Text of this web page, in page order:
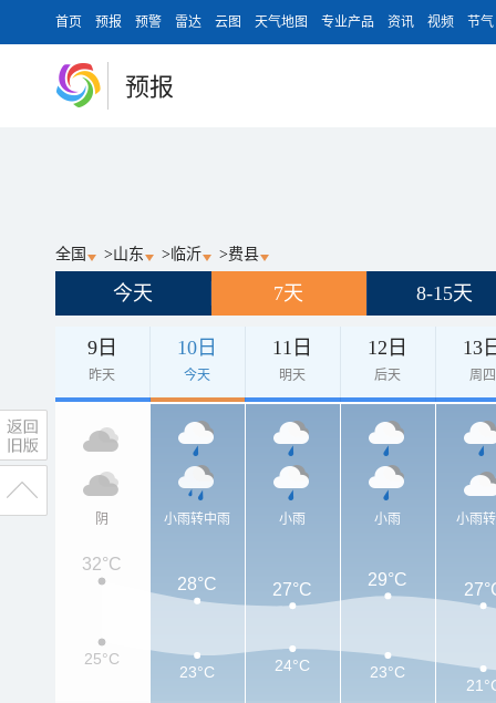
首页 预报 预警 雷达 云图 天气地图 专业产品 资讯 视频 节气
预报
全国 >山东 > 临沂 >费县
今天 7天 8-15天
9日
昨天
10日
今天
11日
明天
12日
后天
13
周四
阴 小雨转中雨 小雨 小雨 小雨
32°C
28°C 27°C
29°C
25°C
23°C 24°C 23°C